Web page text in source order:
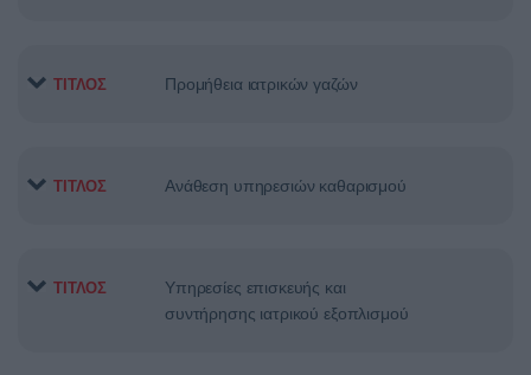
ΤΙΤΛΟΣ Προμήθεια ιατρικών γαζών
ΤΙΤΛΟΣ Ανάθεση υπηρεσιών καθαρισμού
ΤΙΤΛΟΣ
Υπηρεσίες επισκευής και
συντήρησης ιατρικού εξοπλισμού